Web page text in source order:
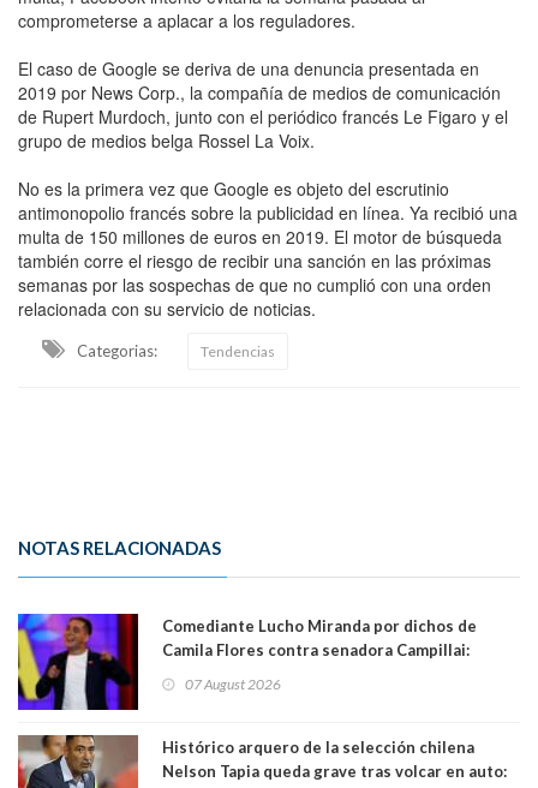
comprometerse a aplacar a los reguladores.
El caso de Google se deriva de una denuncia presentada en
2019 por News Corp., la compañía de medios de comunicación
de Rupert Murdoch, junto con el periódico francés Le Figaro y el
grupo de medios belga Rossel La Voix.
No es la primera vez que Google es objeto del escrutinio
antimonopolio francés sobre la publicidad en línea. Ya recibió una
multa de 150 millones de euros en 2019. El motor de búsqueda
también corre el riesgo de recibir una sanción en las próximas
semanas por las sospechas de que no cumplió con una orden
relacionada con su servicio de noticias.
Categorias: Tendencias
NOTAS RELACIONADAS
Comediante Lucho Miranda por dichos de
Camila Flores contra senadora Campillai:
forma de quitar dignidad"
07 August 2026
Histórico arquero de la selección chilena
Nelson Tapia queda grave tras volcar en auto: